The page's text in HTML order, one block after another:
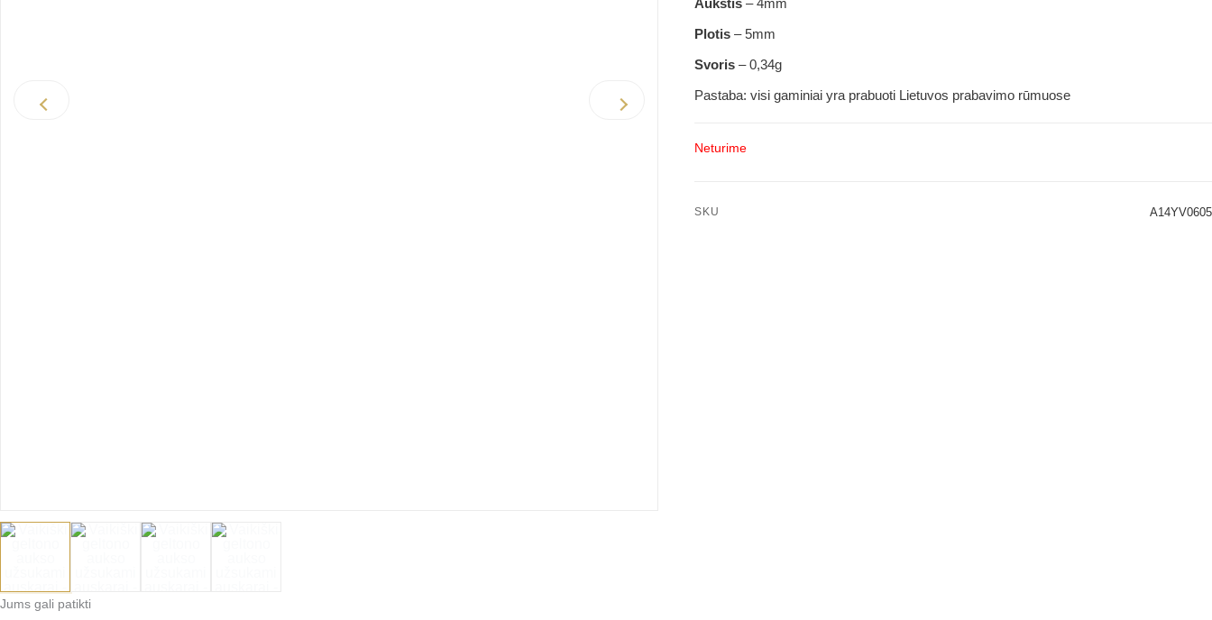
Aukštis – 4mm
Plotis – 5mm
Svoris – 0,34g
Pastaba: visi gaminiai yra prabuoti Lietuvos prabavimo rūmuose
Neturime
SKU A14YV0605
Jums gali patikti